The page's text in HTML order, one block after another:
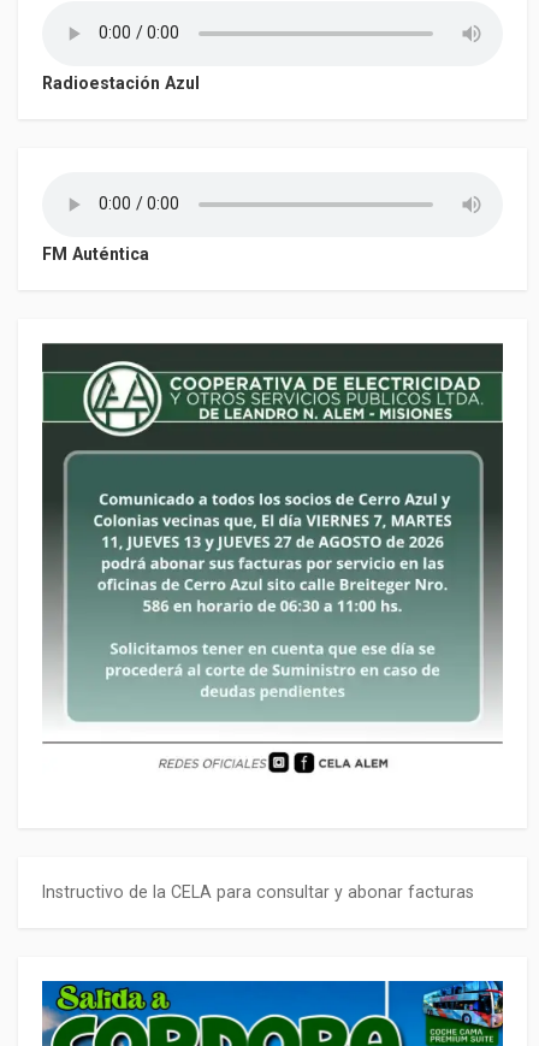
Radioestación Azul
FM Auténtica
Instructivo de la CELA para consultar y abonar facturas